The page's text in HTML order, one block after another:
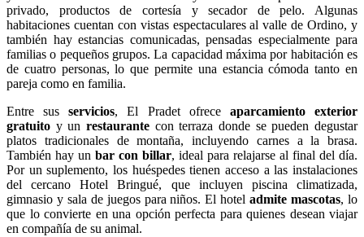
privado, productos de cortesía y secador de pelo. Algunas
habitaciones cuentan con vistas espectaculares al valle de Ordino, y
también hay estancias comunicadas, pensadas especialmente para
familias o pequeños grupos. La capacidad máxima por habitación es
de cuatro personas, lo que permite una estancia cómoda tanto en
pareja como en familia.
Entre susservicios, El Pradet ofrece aparcamiento exterior
gratuito y un restaurante con terraza donde se pueden degustar
platos tradicionales de montaña, incluyendo carnes a la brasa.
También hay un bar con billar, ideal para relajarse al final del día.
Por un suplemento, los huéspedes tienen acceso a las instalaciones
del cercano Hotel Bringué, que incluyen piscina climatizada,
gimnasio y sala de juegos para niños. El hoteladmite mascotas, lo
que lo convierte en una opción perfecta para quienes desean viajar
en compañía de su animal.